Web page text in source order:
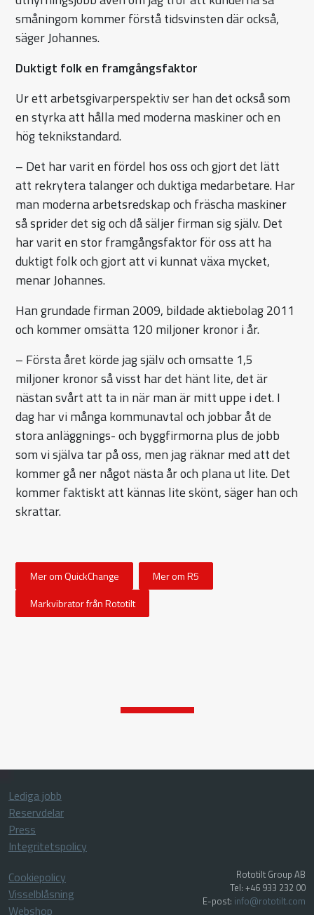
småningom kommer förstå tidsvinsten där också,
säger Johannes.
Duktigt folk en framgångsfaktor
Ur ett arbetsgivarperspektiv ser han det också som
en styrka att hålla med moderna maskiner och en
hög teknikstandard.
– Det har varit en fördel hos oss och gjort det lätt
att rekrytera talanger och duktiga medarbetare. Har
man moderna arbetsredskap och fräscha maskiner
så sprider det sig och då säljer firman sig själv. Det
har varit en stor framgångsfaktor för oss att ha
duktigt folk och gjort att vi kunnat växa mycket,
menar Johannes.
Han grundade firman 2009, bildade aktiebolag 2011
och kommer omsätta 120 miljoner kronor i år.
– Första året körde jag själv och omsatte 1,5
miljoner kronor så visst har det hänt lite, det är
nästan svårt att ta in när man är mitt uppe i det. I
dag har vi många kommunavtal och jobbar åt de
stora anläggnings- och byggfirmorna plus de jobb
som vi själva tar på oss, men jag räknar med att det
kommer gå ner något nästa år och plana ut lite. Det
kommer faktiskt att kännas lite skönt, säger han och
skrattar.
Mer om QuickChange
Mer om R5
Markvibrator från Rototilt
Lediga jobb
Reservdelar
Press
Integritetspolicy
Cookiepolicy
Visselblåsning
Webshop
Rototilt Group AB
Tel: +46 933 232 00
E-post: info@rototilt.com